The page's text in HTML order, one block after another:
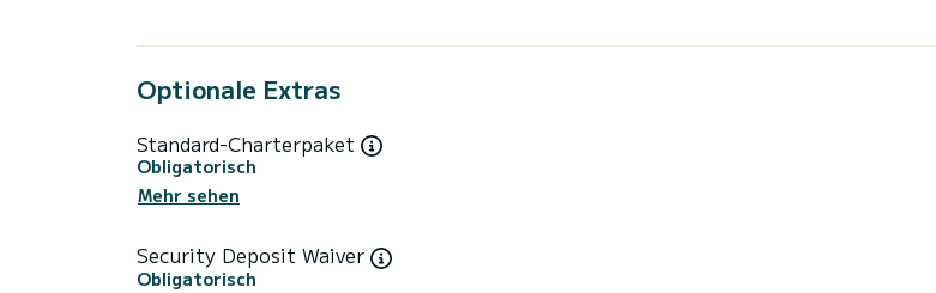
Optionale Extras
Standard-Charterpaket
Obligatorisch
Mehr sehen
Security Deposit Waiver
Obligatorisch